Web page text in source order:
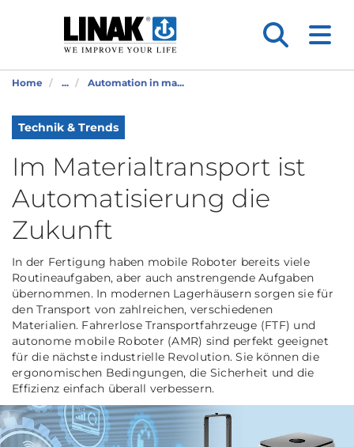
Home ... Automation in ma...
Technik & Trends
Im Materialtransport ist
Automatisierung die
Zukunft
In der Fertigung haben mobile Roboter bereits viele
Routineaufgaben, aber auch anstrengende Aufgaben
übernommen. In modernen Lagerhäusern sorgen sie für
den Transport von zahlreichen, verschiedenen
Materialien. Fahrerlose Transportfahrzeuge (FTF) und
autonome mobile Roboter (AMR) sind perfekt geeignet
für die nächste industrielle Revolution. Sie können die
ergonomischen Bedingungen, die Sicherheit und die
Effizienz einfach überall verbessern.